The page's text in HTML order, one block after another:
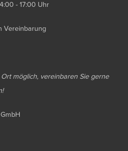
- 17:00 Uhr
Vereinbarung
möglich, vereinbaren Sie gerne